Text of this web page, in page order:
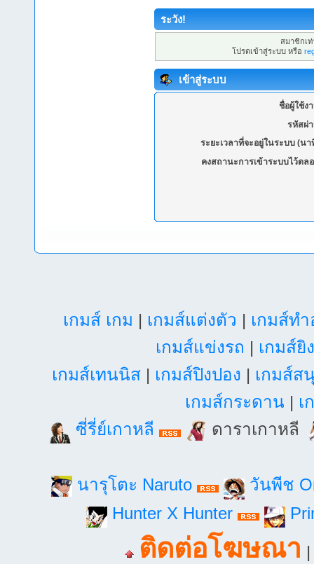
ระวัง!
สมาชิกเ
โปรดเข้าสู่ระบบ หรือ
เข้าสู่ระบบ
ชื่อผู้ใช้ง
รหัสผ่
ระยะเวลาที่จะอยู่ในระบบ (นา
คงสถานะการเข้าระบบไว้ตล
เกมส์ เกม | เกมส์แต่งตัว | เกมส์ท
เกมส์แข่งรถ | เกมส์ยิ
เกมส์เทนนิส| เกมส์ปิงปอง | เกมส์ส
เกมส์กระดาน | เ
ซี่รี่ย์เกาหลี
ดาราเกาหลี
นารุโตะ Naruto
วันพีช
Hunter X Hunter
ติดต่อโฆษณา